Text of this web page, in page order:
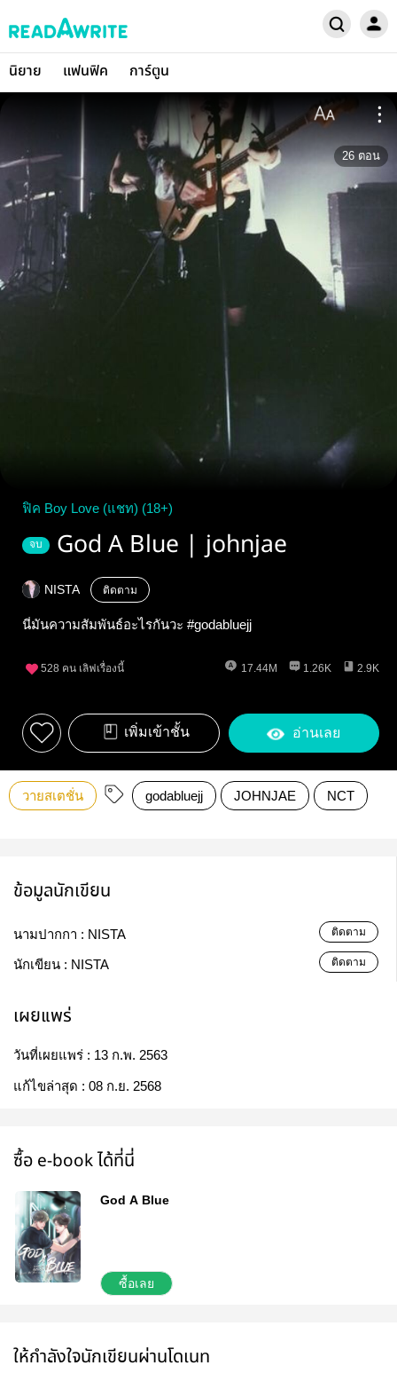
นิยาย แฟนฟิค การ์ตูน
26 ตอน
ฟิค Boy Love (แชท) (18+)
จบ God A Blue | johnjae
NISTA ติดตาม
นี่มันความสัมพันธ์อะไรกันวะ #godabluejj
528 คน เลิฟเรื่องนี้ 17.44M 1.26K 2.9K
เพิ่มเข้าชั้น อ่านเลย
วายสเตชั่น godabluejj​ JOHNJAE NCT
ข้อมูลนักเขียน
นามปากกา : NISTA ติดตาม
นักเขียน : NISTA ติดตาม
เผยแพร่
วันที่เผยแพร่ : 13 ก.พ. 2563
แก้ไขล่าสุด : 08 ก.ย. 2568
ซื้อ e-book ได้ที่นี่
God A Blue
ซื้อเลย
ให้กำลังใจนักเขียนผ่านโดเนท